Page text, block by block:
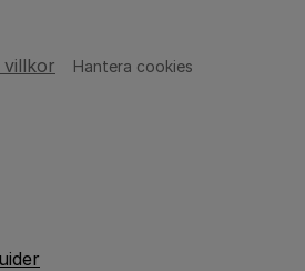
villkor Hantera cookies